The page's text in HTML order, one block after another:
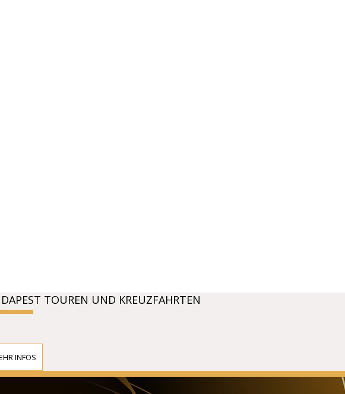
TOUREN UND KREUZFAHRTEN
INFOS